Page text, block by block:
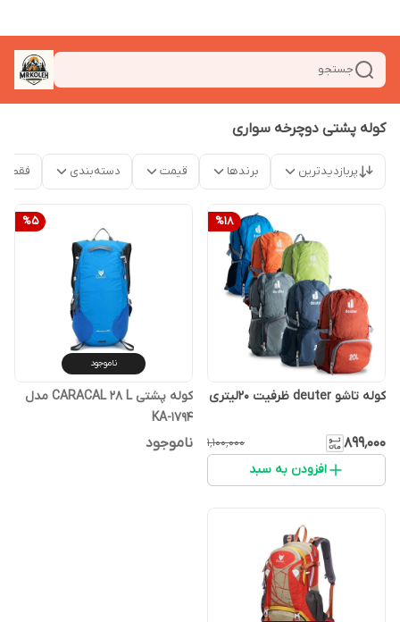
جستجو
کوله پشتی دوچرخه سواری
پربازدیدترین برندها قیمت دسته‌بندی فقط
%18
کوله تاشو deuter ظرفیت 20لیتری
۸۹۹٬۰۰۰ ۱٬۱۰۰٬۰۰۰
افزودن به سبد
%5
ناموجود
کوله پشتی CARACAL 28 L مدل
KA-1794
ناموجود